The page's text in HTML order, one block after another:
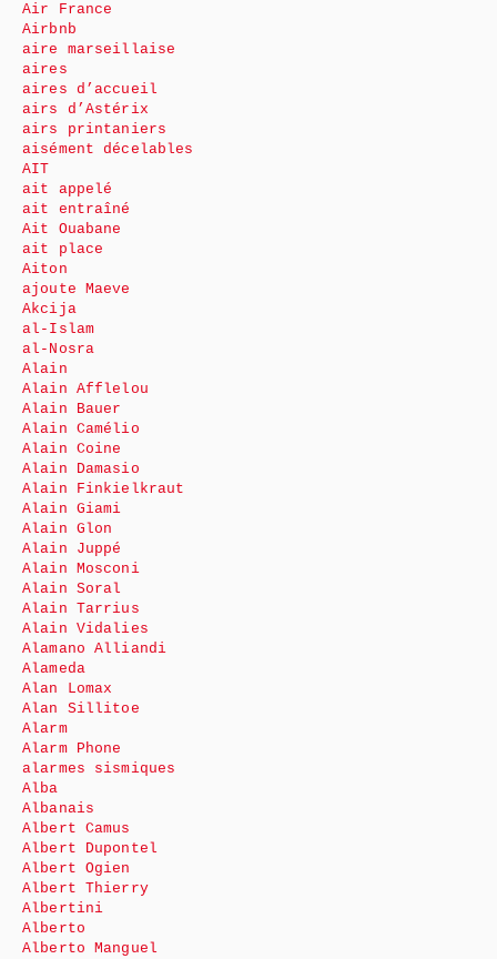
Air France
Airbnb
aire marseillaise
aires
aires d’accueil
airs d’Astérix
airs printaniers
aisément décelables
AIT
ait appelé
ait entraîné
Ait Ouabane
ait place
Aiton
ajoute Maeve
Akcija
al-Islam
al-Nosra
Alain
Alain Afflelou
Alain Bauer
Alain Camélio
Alain Coine
Alain Damasio
Alain Finkielkraut
Alain Giami
Alain Glon
Alain Juppé
Alain Mosconi
Alain Soral
Alain Tarrius
Alain Vidalies
Alamano Alliandi
Alameda
Alan Lomax
Alan Sillitoe
Alarm
Alarm Phone
alarmes sismiques
Alba
Albanais
Albert Camus
Albert Dupontel
Albert Ogien
Albert Thierry
Albertini
Alberto
Alberto Manguel